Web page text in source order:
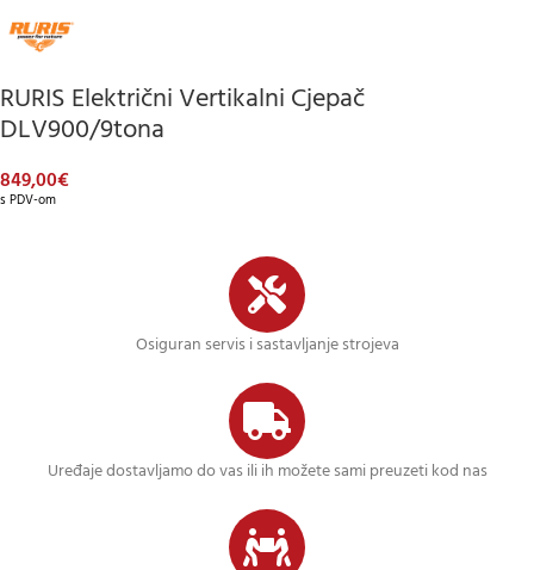
RURIS Električni Vertikalni Cjepač
DLV900/9tona
849,00€
s PDV-om
Osiguran servis i sastavljanje strojeva
Uređaje dostavljamo do vas ili ih možete sami preuzeti kod nas